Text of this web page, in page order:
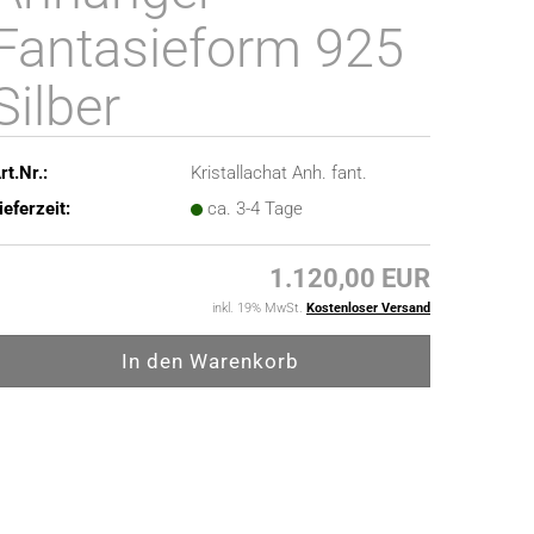
925
Kristallachat Anh. fant.
ca. 3-4 Tage
1.120,00 EUR
inkl. 19% MwSt. Kostenloser Versand